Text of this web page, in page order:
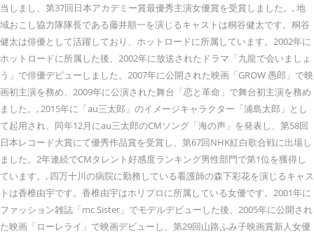
当しまし、第37回日本アカデミー賞最優秀主演女優賞を受賞しました。, 地
域おこし協力隊隊長である藤井順一を演じるキャストは桐谷健太です。桐谷
健太は俳優として活躍しており、ホットロードに所属しています。2002年に
ホットロードに所属した後、2002年に放送されたドラマ「九龍で会いましょ
う」で俳優デビューしました。2007年に公開された映画「GROW 愚郎」で映
画初主演を務め、2009年に公演された舞台「恋と革命」で舞台初主演を務め
ました。, 2015年に「au三太郎」のイメージキャラクター「浦島太郎」とし
て起用され、同年12月にau三太郎のCMソング「海の声」を発表し、第58回
日本レコード大賞にて優秀作品賞を受賞し、第67回NHK紅白歌合戦に出場し
ました。2年連続でCMタレント好感度ランキング男性部門で第1位を獲得し
ています。, 四万十川の病院に勤務している看護師の森下彩花を演じるキャス
トは香椎由宇です。香椎由宇はホリプロに所属している女優です。2001年に
ファッション雑誌「mc Sister」でモデルデビューした後、2005年に公開され
た映画「ローレライ」で映画デビューし、第29回山路ふみ子映画賞新人女優